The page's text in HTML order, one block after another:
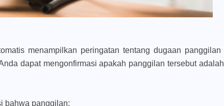
menampilkan peringatan tentang dugaan panggilan
dapat mengonfirmasi apakah panggilan tersebut adalah
bahwa panggilan: